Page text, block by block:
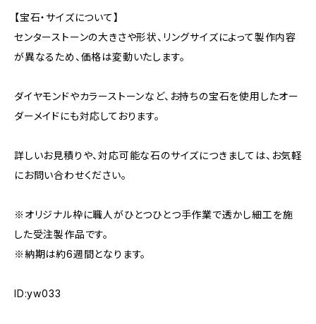
【宝石・サイズについて】
センターストーンの大きさや形状、リングサイズによって製作内容
が異なるため、価格は変動いたします。
ダイヤモンドやカラーストーンなど、お持ちの宝石を使用したオー
ダーメイドにも対応しております。
詳しいお見積りや、対応可能な石のサイズにつきましては、お気軽
にお問い合わせください。
※オリジナル枠に職人がひとつひとつ手作業で透かし細工を施
した受注製作品です。
※納期は約6週間となります。
ID:yw033